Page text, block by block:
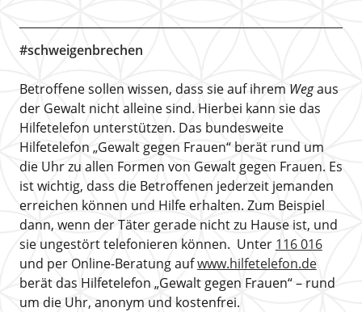
#schweigenbrechen
Betroffene sollen wissen, dass sie auf ihrem Wegaus
der Gewalt nicht alleine sind. Hierbei kann sie das
Hilfetelefon unterstützen. Das bundesweite
Hilfetelefon „Gewalt gegen Frauen“ berät rund um
die Uhr zu allen Formen von Gewalt gegen Frauen. Es
ist wichtig, dass die Betroffenen jederzeit jemanden
erreichen können und Hilfe erhalten. Zum Beispiel
dann, wenn der Täter gerade nicht zu Hause ist, und
sie ungestört telefonieren können. Unter 116 016
und per Online-Beratung aufwww.hilfetelefon.de
berät das Hilfetelefon „Gewalt gegen Frauen“ – rund
um die Uhr, anonym und kostenfrei.